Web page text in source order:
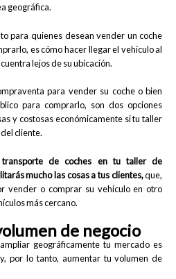
geográfica.
para quienes desean vender un coche
es cómo hacer llegar el vehículo al
lejos de su ubicación.
para vender su coche o bien
para comprarlo, son dos opciones
y costosas económicamente si tu taller
cliente.
de coches en tu taller de
mucho las cosas a tus clientes,que,
vender o comprar su vehículo en otro
más cercano.
de negocio
geográficamente tu mercado es
por lo tanto, aumentar tu volumen de